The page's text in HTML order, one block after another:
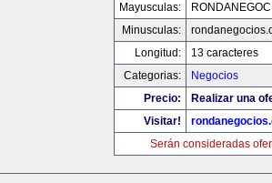
Mayusculas:
Minusculas:
Longitud:
13 caracteres
Categorias:
Negocios
Precio:
Realizar una
Visitar!
Serán consideradas